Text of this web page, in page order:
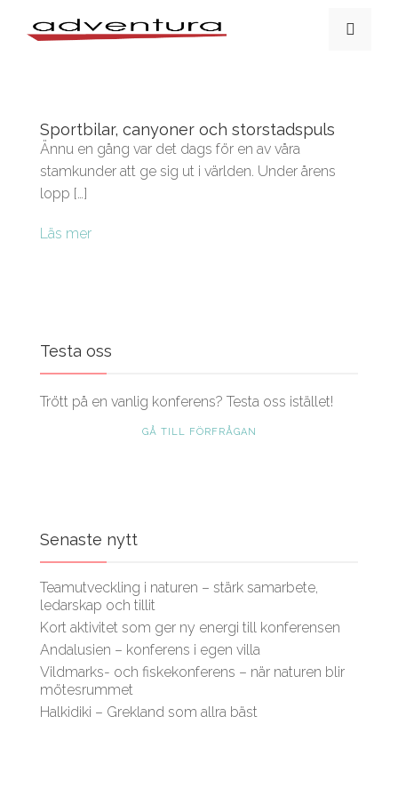
Sportbilar, canyoner och storstadspuls
Ännu en gång var det dags för en av våra
stamkunder att ge sig ut i världen. Under årens
lopp […]
Läs mer
Testa oss
Trött på en vanlig konferens? Testa oss istället!
GÅ TILL FÖRFRÅGAN
Senaste nytt
Teamutveckling i naturen – stärk samarbete,
ledarskap och tillit
Kort aktivitet som ger ny energi till konferensen
Andalusien – konferens i egen villa
Vildmarks- och fiskekonferens – när naturen blir
mötesrummet
Halkidiki – Grekland som allra bäst